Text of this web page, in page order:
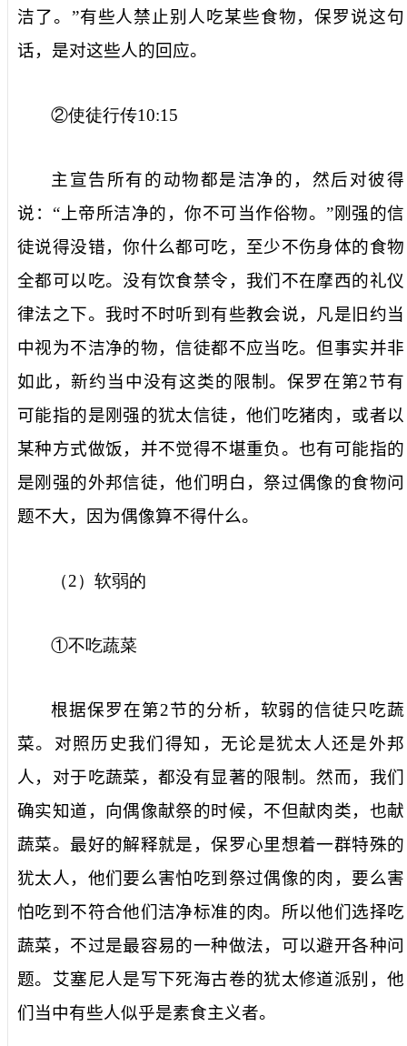
洁了。”有些人禁止别人吃某些食物，保罗说这句
话，是对这些人的回应。
②使徒行传10:15
主宣告所有的动物都是洁净的，然后对彼得
说：“上帝所洁净的，你不可当作俗物。”刚强的信
徒说得没错，你什么都可吃，至少不伤身体的食物
全都可以吃。没有饮食禁令，我们不在摩西的礼仪
律法之下。我时不时听到有些教会说，凡是旧约当
中视为不洁净的物，信徒都不应当吃。但事实并非
如此，新约当中没有这类的限制。保罗在第2节有
可能指的是刚强的犹太信徒，他们吃猪肉，或者以
某种方式做饭，并不觉得不堪重负。也有可能指的
是刚强的外邦信徒，他们明白，祭过偶像的食物问
题不大，因为偶像算不得什么。
（2）软弱的
①不吃蔬菜
根据保罗在第2节的分析，软弱的信徒只吃蔬
菜。对照历史我们得知，无论是犹太人还是外邦
人，对于吃蔬菜，都没有显著的限制。然而，我们
确实知道，向偶像献祭的时候，不但献肉类，也献
蔬菜。最好的解释就是，保罗心里想着一群特殊的
犹太人，他们要么害怕吃到祭过偶像的肉，要么害
怕吃到不符合他们洁净标准的肉。所以他们选择吃
蔬菜，不过是最容易的一种做法，可以避开各种问
题。艾塞尼人是写下死海古卷的犹太修道派别，他
们当中有些人似乎是素食主义者。